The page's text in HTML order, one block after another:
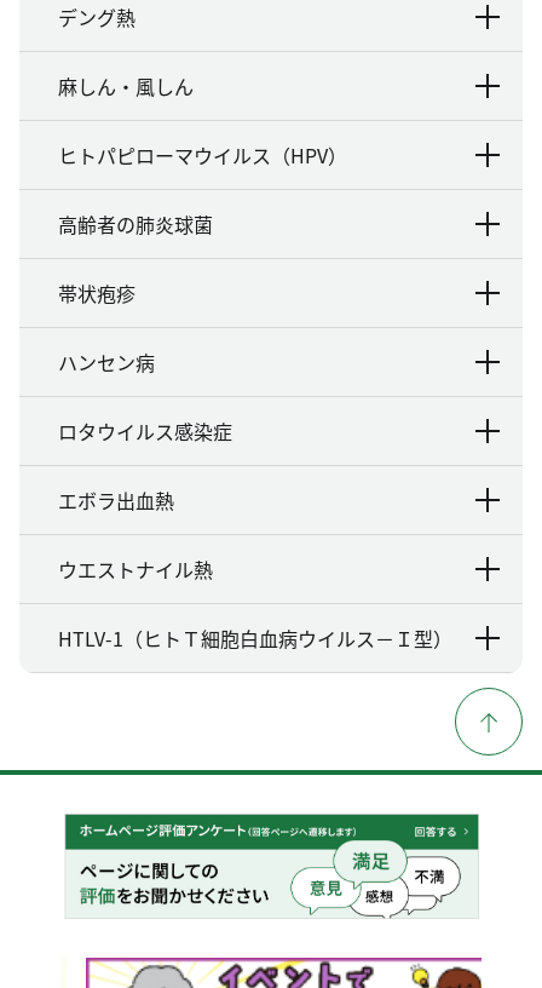
デング熱
麻しん・風しん
ヒトパピローマウイルス（HPV）
高齢者の肺炎球菌
帯状疱疹
ハンセン病
ロタウイルス感染症
エボラ出血熱
ウエストナイル熱
HTLV-1（ヒトＴ細胞白血病ウイルス－Ｉ型）